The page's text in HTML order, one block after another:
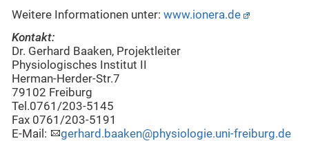
Weitere Informationen unter: www.ionera.de
Kontakt:
Dr. Gerhard Baaken, Projektleiter
Physiologisches Institut II
Herman-Herder-Str.7
79102 Freiburg
Tel.0761/203-5145
Fax 0761/203-5191
E-Mail:
gerhard.baaken@physiologie.uni-freiburg.de